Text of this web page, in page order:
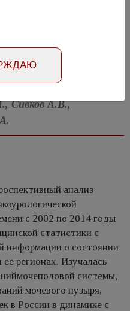
Сивков А.В.,
анализ
с 2002 по 2014 годы
статистики с
информации о состоянии
регионах. Изучалась
системы,
мочевого пузыря,
в России в динамике с